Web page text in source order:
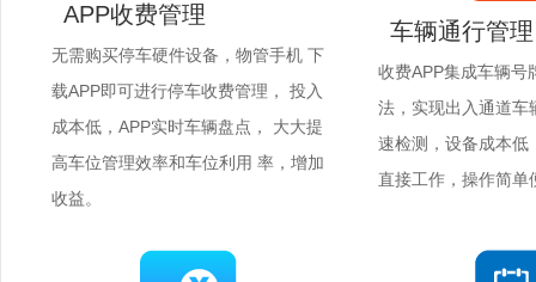
APP收费管理
无需购买停车硬件设备，物管手机 下
载APP即可进行停车收费管理， 投入
成本低，APP实时车辆盘点， 大大提
高车位管理效率和车位利用 率，增加
收益。
车辆通行管理
收费APP集成车辆号
法，实现出入通道车
速检测，设备成本低
直接工作，操作简单